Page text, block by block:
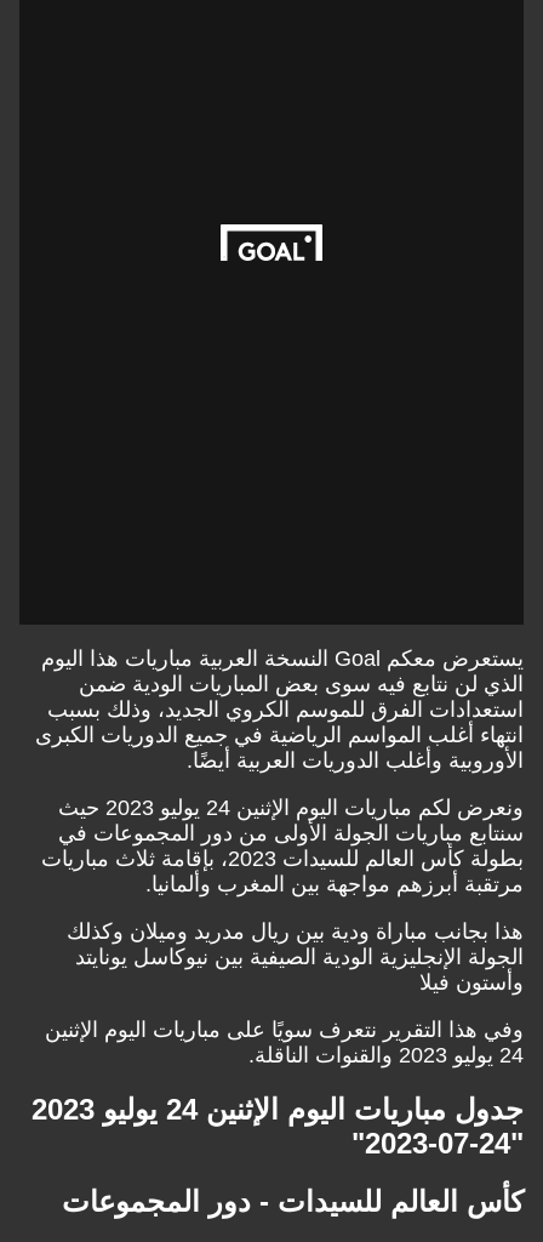
يستعرض معكم Goal النسخة العربية مباريات هذا اليوم
الذي لن نتابع فيه سوى بعض المباريات الودية ضمن
استعدادات الفرق للموسم الكروي الجديد، وذلك بسبب
انتهاء أغلب المواسم الرياضية في جميع الدوريات الكبرى
الأوروبية وأغلب الدوريات العربية أيضًا.
ونعرض لكم مباريات اليوم الإثنين 24 يوليو 2023 حيث
سنتابع مباريات الجولة الأولى من دور المجموعات في
بطولة كأس العالم للسيدات 2023، بإقامة ثلاث مباريات
مرتقبة أبرزهم مواجهة بين المغرب وألمانيا.
هذا بجانب مباراة ودية بين ريال مدريد وميلان وكذلك
الجولة الإنجليزية الودية الصيفية بين نيوكاسل يونايتد
وأستون فيلا
وفي هذا التقرير نتعرف سويًا على مباريات اليوم الإثنين
24 يوليو 2023 والقنوات الناقلة.
جدول مباريات اليوم الإثنين 24 يوليو 2023
"24-07-2023"
كأس العالم للسيدات - دور المجموعات